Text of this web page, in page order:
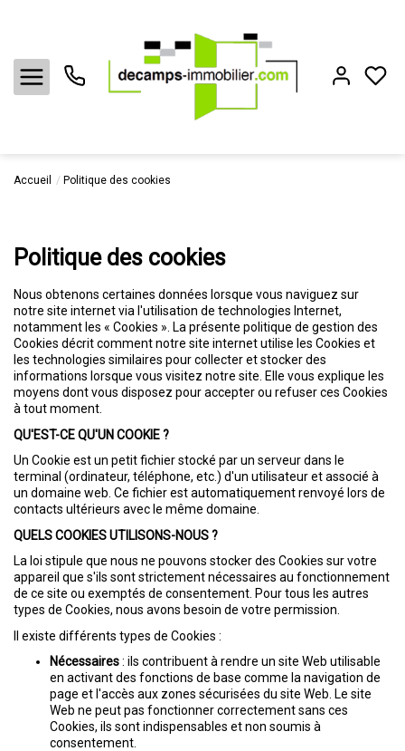
Louer
Vendre
Biens vendus
Estimation
Notre agence
Contact
Accueil Politique des cookies
Politique des cookies
Nous obtenons certaines données lorsque vous naviguez sur
notre site internet via l'utilisation de technologies Internet,
notamment les « Cookies ». La présente politique de gestion des
Cookies décrit comment notre site internet utilise les Cookies et
les technologies similaires pour collecter et stocker des
informations lorsque vous visitez notre site. Elle vous explique les
moyens dont vous disposez pour accepter ou refuser ces Cookies
à tout moment.
QU'EST-CE QU'UN COOKIE ?
Un Cookie est un petit fichier stocké par un serveur dans le
terminal (ordinateur, téléphone, etc.) d'un utilisateur et associé à
un domaine web. Ce fichier est automatiquement renvoyé lors de
contacts ultérieurs avec le même domaine.
QUELS COOKIES UTILISONS-NOUS ?
La loi stipule que nous ne pouvons stocker des Cookies sur votre
appareil que s'ils sont strictement nécessaires au fonctionnement
de ce site ou exemptés de consentement. Pour tous les autres
types de Cookies, nous avons besoin de votre permission.
Il existe différents types de Cookies :
Nécessaires: ils contribuent à rendre un site Web utilisable
en activant des fonctions de base comme la navigation de
page et l'accès aux zones sécurisées du site Web. Le site
Web ne peut pas fonctionner correctement sans ces
Cookies, ils sont indispensables et non soumis à
consentement.